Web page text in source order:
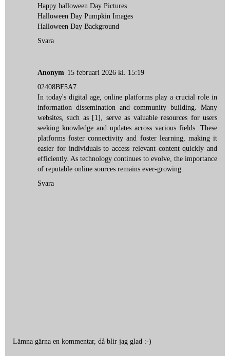
Happy halloween Day Pictures
Halloween Day Pumpkin Images
Halloween Day Background
Svara
Anonym 15 februari 2026 kl. 15:19
02408BF5A7
In today's digital age, online platforms play a crucial role in
information dissemination and community building. Many
websites, such as [1] , serve as valuable resources for users
seeking knowledge and updates across various fields. These
platforms foster connectivity and foster learning, making it
easier for individuals to access relevant content quickly and
efficiently. As technology continues to evolve, the importance
of reputable online sources remains ever-growing.
Svara
Lämna gärna en kommentar, då blir jag glad :-)